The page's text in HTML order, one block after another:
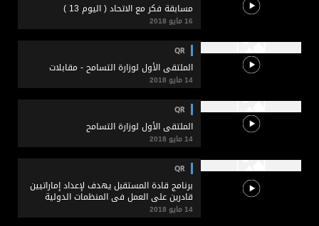
مسابقة فكر مع الاتحاد ( اليوم 13 )
16 مايو 2018
QR
الملتقى الأول لوزارة التسامح - مقابلات
14 مايو 2018
QR
الملتقى الأول لوزارة التسامح
14 مايو 2018
QR
برنامج قادة المستقبل يهدف لإعداد إماراتيين
قادرين على العمل في المنظمات الدولية
14 مايو 2018